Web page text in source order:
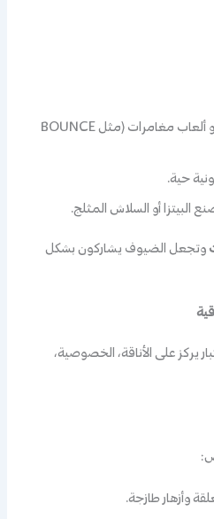
مناطق لعب مثل ترامبولين أو ألعاب مغامرات (مثل BOUNCE
حية.
أو السلاش المثلج.
وتجعل الضيوف يشاركون بشكل
يركز على الأناقة، الخصوصية،
وأزهار طازجة.